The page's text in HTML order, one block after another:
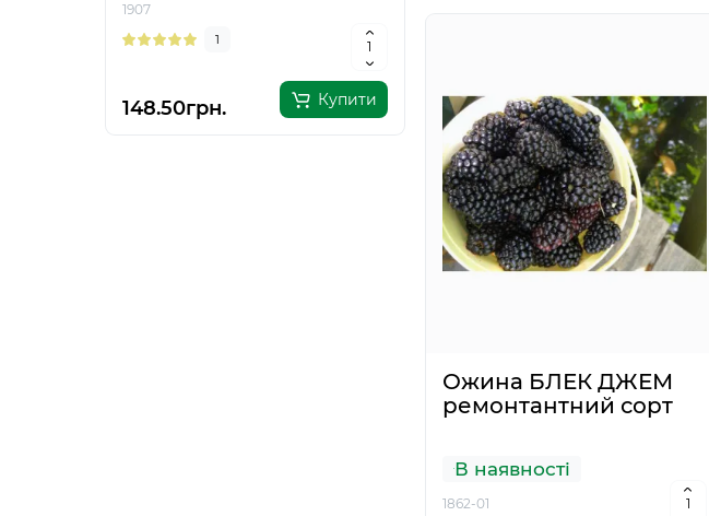
1907
1
148.50грн. Купити 205.83грн. Продано
Ожина БЛЕК ДЖЕМ
ремонтантний сорт
В наявності
1862-01